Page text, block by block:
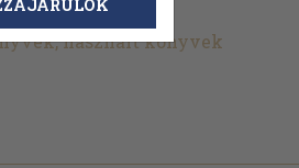
használt könyvek